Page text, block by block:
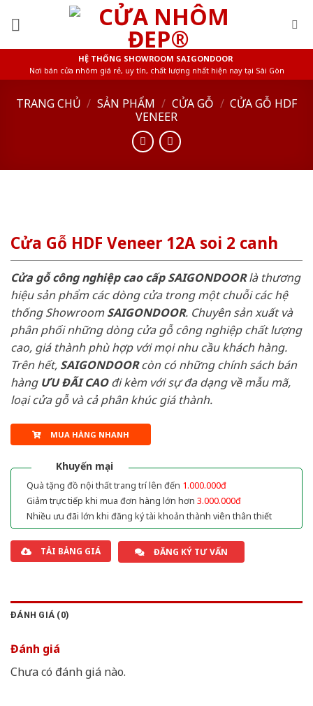
HỆ THỐNG SHOWROOM SAIGONDOOR
Nơi bán cửa nhôm giá rẻ, uy tín, chất lượng nhất hiện nay tại Sài Gòn
TRANG CHỦ / SẢN PHẨM / CỬA GỖ / CỬA GỖ HDF
VENEER
Cửa Gỗ HDF Veneer 12A soi 2 canh
Cửa gỗ công nghiệp cao cấp SAIGONDOORlà thương
hiệu sản phẩm các dòng cửa trong một chuỗi các hệ
thống ShowroomSAIGONDOOR. Chuyên sản xuất và
phân phối những dòng cửa gỗ công nghiệp chất lượng
cao, giá thành phù hợp với mọi nhu cầu khách hàng.
Trên hết, SAIGONDOORcòn có những chính sách bán
hàng ƯU ĐÃI CAOđi kèm với sự đa dạng về mẫu mã,
loại cửa gỗ và cả phân khúc giá thành.
MUA HÀNG NHANH
Khuyến mại
Quà tặng đồ nội thất trang trí lên đến 1.000.000đ
Giảm trực tiếp khi mua đơn hàng lớn hơn 3.000.000đ
Nhiều ưu đãi lớn khi đăng ký tài khoản thành viên thân thiết
TẢI BẢNG GIÁ ĐĂNG KÝ TƯ VẤN
ĐÁNH GIÁ (0)
Đánh giá
Chưa có đánh giá nào.